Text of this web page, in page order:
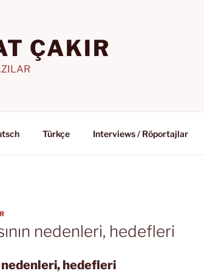
ÇAKIR
Türkçe Interviews / Röportajlar
nedenleri, hedefleri
nedenleri, hedefleri